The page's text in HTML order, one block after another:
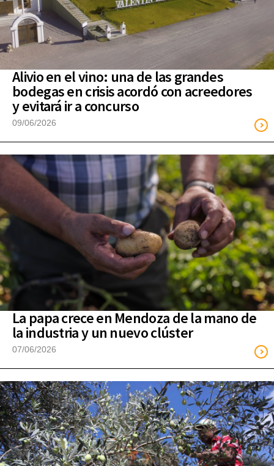
Alivio en el vino: una de las grandes
bodegas en crisis acordó con acreedores
y evitará ir a concurso
09/06/2026
La papa crece en Mendoza de la mano de
la industria y un nuevo clúster
07/06/2026